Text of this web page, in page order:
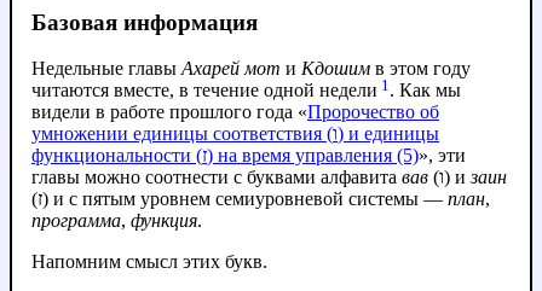
Базовая информация
Недельные главы Ахарей мот и Кдошим в этом году
читаются вместе, в течение одной недели 1. Как мы
видели в работе прошлого года «Пророчество об
умножении единицы соответствия (ו) и единицы
функциональности (ז) на время управления (5)», эти
главы можно соотнести с буквами алфавита вав (ו) изаин
(ז) и с пятым уровнем семиуровневой системы — план,
программа, функция.
Напомним смысл этих букв.